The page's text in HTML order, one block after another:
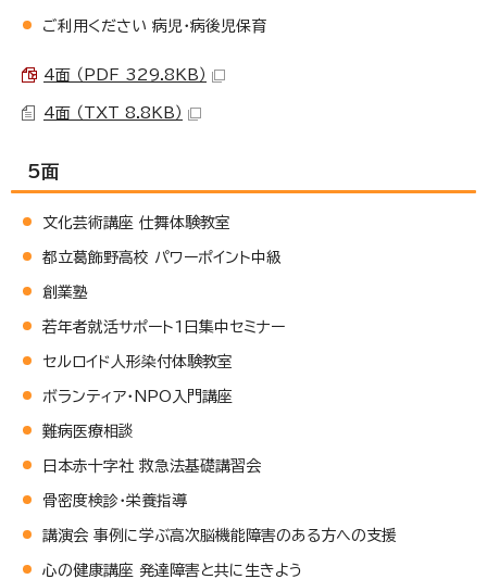
ご利用ください 病児・病後児保育
4面 （PDF 329.8KB）
4面 （TXT 8.8KB）
5面
文化芸術講座 仕舞体験教室
都立葛飾野高校 パワーポイント中級
創業塾
若年者就活サポート1日集中セミナー
セルロイド人形染付体験教室
ボランティア・NPO入門講座
難病医療相談
日本赤十字社 救急法基礎講習会
骨密度検診・栄養指導
講演会 事例に学ぶ高次脳機能障害のある方への支援
心の健康講座 発達障害と共に生きよう